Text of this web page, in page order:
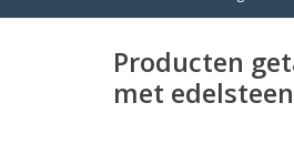
Producten
met edelsteen